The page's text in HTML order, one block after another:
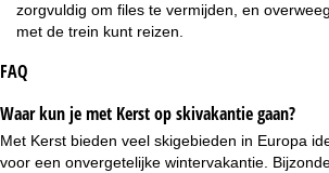
zorgvuldig om files te vermijden, en
met de trein kunt reizen.
FAQ
Waar kun je met Kerst op skivakantie gaan?
Met Kerst bieden veel skigebieden in Europa
voor een onvergetelijke wintervakantie.